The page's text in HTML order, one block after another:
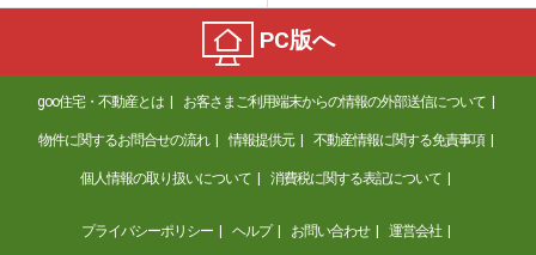
PC版へ
goo住宅・不動産とは お客さまご利用端末からの情報の外部送信について
物件に関するお問合せの流れ 情報提供元 不動産情報に関する免責事項
個人情報の取り扱いについて 消費税に関する表記について
プライバシーポリシー ヘルプ お問い合わせ 運営会社